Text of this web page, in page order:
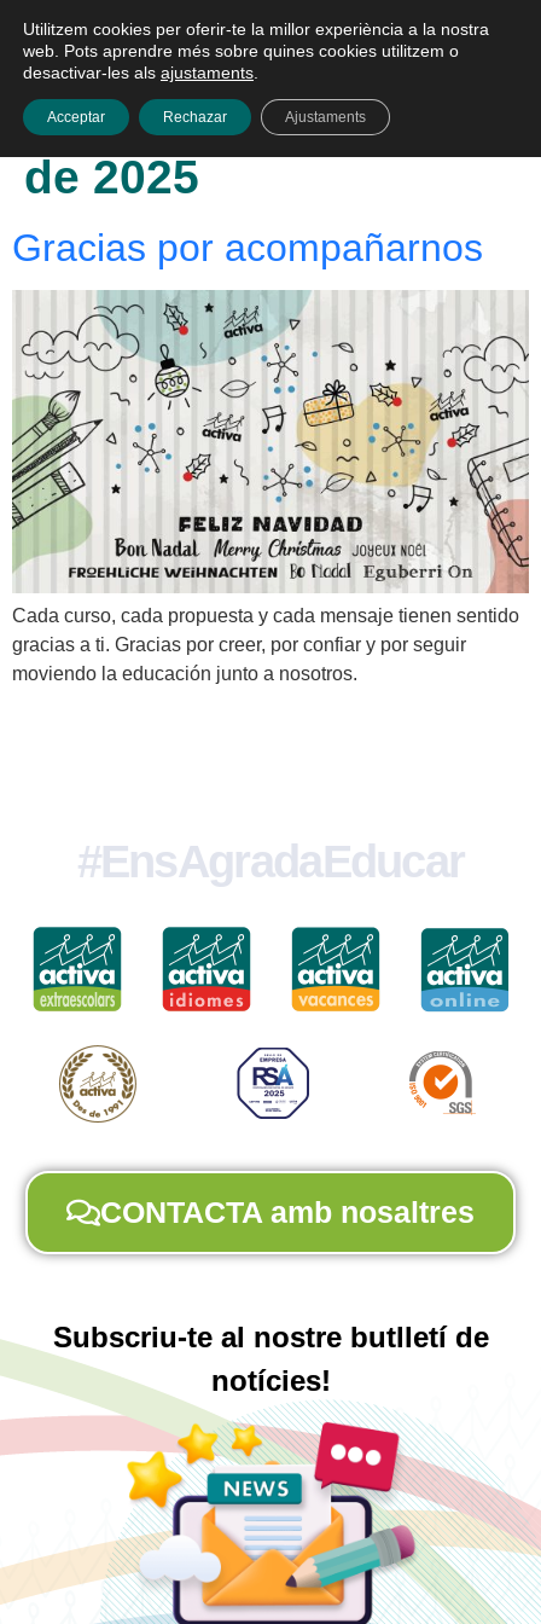
Català
Dia:18 de desembre
de 2025
Gracias por acompañarnos
Cada curso, cada propuesta y cada mensaje tienen sentido
gracias a ti. Gracias por creer, por confiar y por seguir
moviendo la educación junto a nosotros.
#EnsAgradaEducar
CONTACTA amb nosaltres
Subscriu-te al nostre butlletí de
notícies!
Utilitzem cookies per oferir-te la millor experiència a la nostra
web. Pots aprendre més sobre quines cookies utilitzem o
desactivar-les als ajustaments
Acceptar Rechazar Ajustaments